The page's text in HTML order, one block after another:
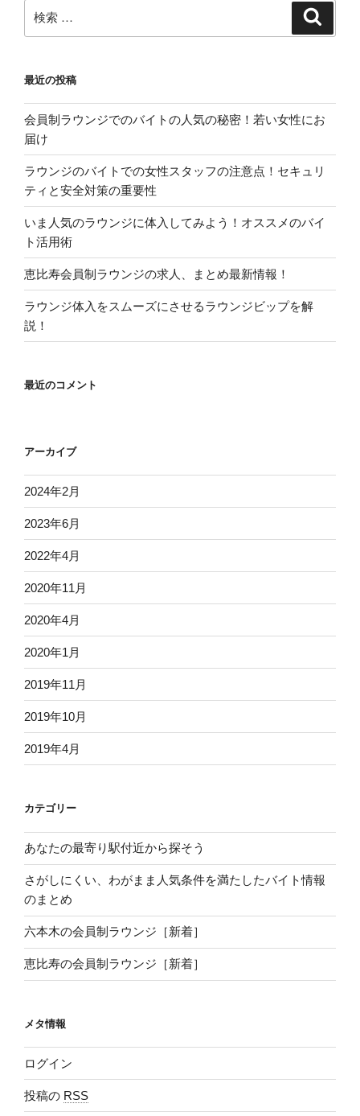
検
索:
最近の投稿
会員制ラウンジでのバイトの人気の秘密！若い女性にお
届け
ラウンジのバイトでの女性スタッフの注意点！セキュリ
ティと安全対策の重要性
いま人気のラウンジに体入してみよう！オススメのバイ
ト活用術
恵比寿会員制ラウンジの求人、まとめ最新情報！
ラウンジ体入をスムーズにさせるラウンジビップを解
説！
最近のコメント
アーカイブ
2024年2月
2023年6月
2022年4月
2020年11月
2020年4月
2020年1月
2019年11月
2019年10月
2019年4月
カテゴリー
あなたの最寄り駅付近から探そう
さがしにくい、わがまま人気条件を満たしたバイト情報
のまとめ
六本木の会員制ラウンジ［新着］
恵比寿の会員制ラウンジ［新着］
メタ情報
ログイン
投稿の RSS